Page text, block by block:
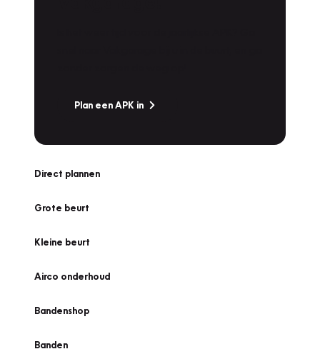
Plan een APK in
Direct plannen
Grote beurt
Kleine beurt
Airco onderhoud
Bandenshop
Banden